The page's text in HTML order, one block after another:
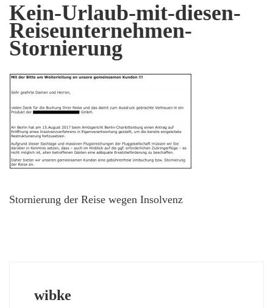
Kein-Urlaub-mit-diesen-
Reiseunternehmen-
Stornierung
Stornierung der Reise wegen Insolvenz
wibke